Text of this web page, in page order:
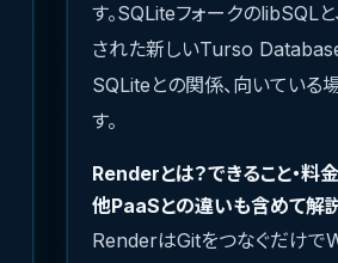
す。SQLiteフォークのlibSQL
された新しいTurso Database
SQLiteとの関係、向いている
す。
Renderとは？できること・料
他PaaSとの違いも含めて解
RenderはGitをつなぐだけで